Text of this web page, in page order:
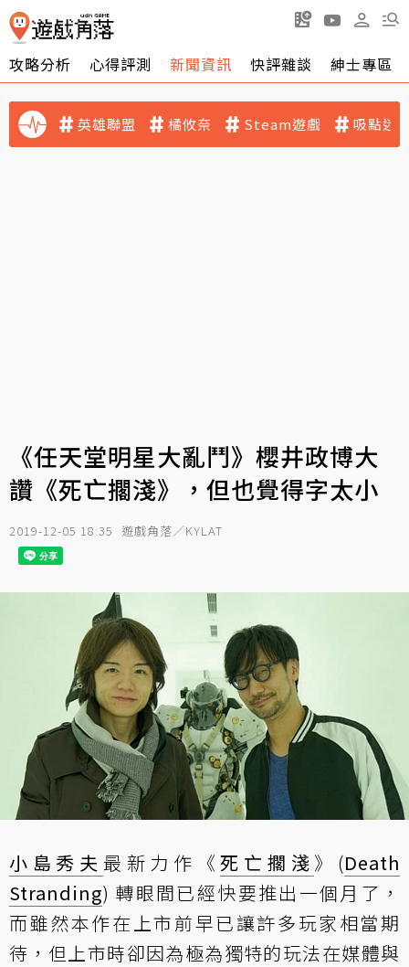
攻略分析 心得評測 新聞資訊 快評雜談 紳士專區
英雄聯盟 橘攸奈 Steam遊戲 吸點迷
《任天堂明星大亂鬥》櫻井政博大
讚《死亡擱淺》，但也覺得字太小
2019-12-05 18:35 遊戲角落／KYLAT
小島秀夫 最新力作《死亡擱淺 》(Death
Stranding) 轉眼間已經快要推出一個月了，
而雖然本作在上市前早已讓許多玩家相當期
待，但上市時卻因為極為獨特的玩法在媒體與